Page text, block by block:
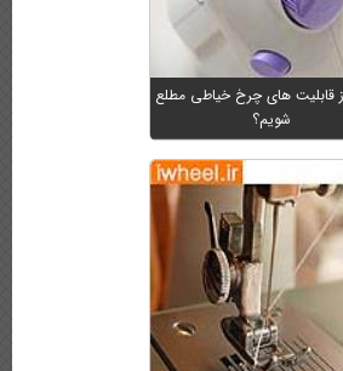
قابلیت های چرخ خیاطی مطلع
شویم؟